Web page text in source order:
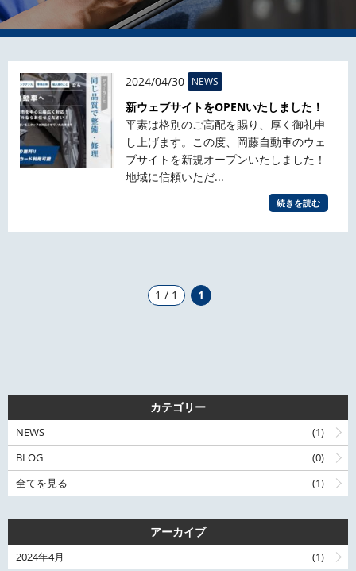
2024/04/30 NEWS
新ウェブサイトをOPENいたしました！
平素は格別のご高配を賜り、厚く御礼申
し上げます。この度、岡藤自動車のウェ
ブサイトを新規オープンいたしました！
地域に信頼いただ...
続きを読む
1 / 1 1
カテゴリー
NEWS
(1)
BLOG
(0)
全てを見る
(1)
アーカイブ
2024年4月 (1)